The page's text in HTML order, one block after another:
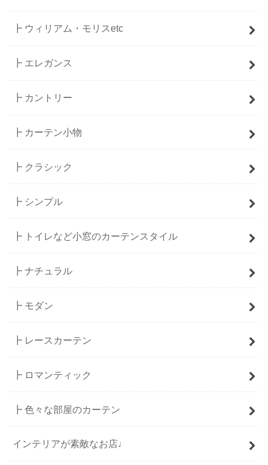
┣ ウィリアム・モリスetc
┣ エレガンス
┣ カントリー
┣ カーテン小物
┣ クラシック
┣ シンプル
┣ トイレなど小窓のカーテンスタイル
┣ ナチュラル
┣ モダン
┣ レースカーテン
┣ ロマンティック
┣ 色々な部屋のカーテン
インテリアが素敵なお店♩